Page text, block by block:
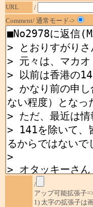
URL
/
Comment/ 通常モード->
/
アップ可能拡張子
1) 太字の拡張子は